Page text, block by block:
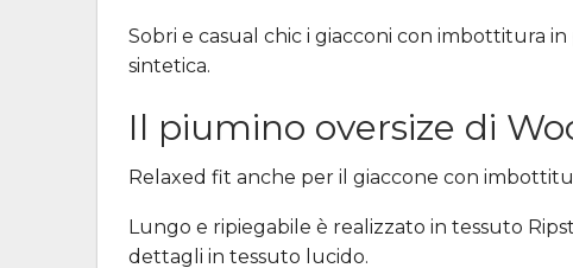
Sobri e casual chic i giacconi con imbottitura
sintetica.
Il piumino oversize di
Relaxed fit anche per il giaccone con
Lungo e ripiegabile è realizzato in tessuto
dettagli in tessuto lucido.